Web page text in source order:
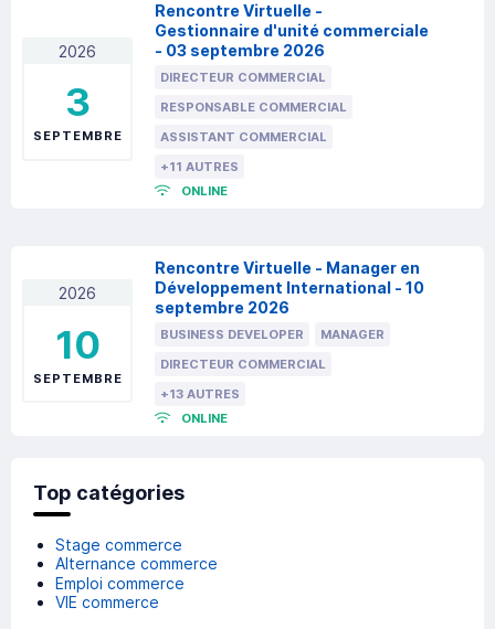
2026
3
SEPTEMBRE
Rencontre Virtuelle -
Gestionnaire d'unité commerciale
- 03 septembre 2026
DIRECTEUR COMMERCIAL
RESPONSABLE COMMERCIAL
ASSISTANT COMMERCIAL
+11 AUTRES
ONLINE
2026
10
SEPTEMBRE
Rencontre Virtuelle - Manager en
Développement International - 10
septembre 2026
BUSINESS DEVELOPER
MANAGER
DIRECTEUR COMMERCIAL
+13 AUTRES
ONLINE
Top catégories
Stage commerce
Alternance commerce
Emploi commerce
VIE commerce